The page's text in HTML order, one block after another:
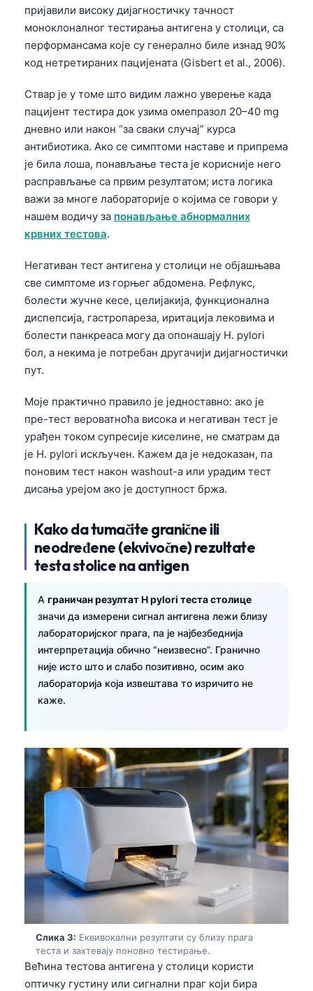
пријавили високу дијагностичку тачност
моноклоналног тестирања антигена у столици, са
перформансама које су генерално биле изнад 90%
код нетретираних пацијената (Gisbert et al., 2006).
Ствар је у томе што видим лажно уверење када
пацијент тестира док узима омепразол 20–40 mg
дневно или након “за сваки случај” курса
антибиотика. Ако се симптоми наставе и припрема
је била лоша, понављање теста је корисније него
расправљање са првим резултатом; иста логика
важи за многе лабораторије о којима се говори у
нашем водичу за понављање абнормалних
крвних тестова.
Негативан тест антигена у столици не објашњава
све симптоме из горњег абдомена. Рефлукс,
болести жучне кесе, целијакија, функционална
диспепсија, гастропареза, иритација лековима и
болести панкреаса могу да опонашају H. pylori
бол, а некима је потребан другачији дијагностички
пут.
Моје практично правило је једноставно: ако је
пре-тест вероватноћа висока и негативан тест је
урађен током супресије киселине, не сматрам да
је H. pylori искључен. Кажем да је недоказан, па
поновим тест након washout-а или урадим тест
дисања урејом ако је доступност бржа.
Kako da tumačite granične ili
neodređene (ekvivočne) rezultate
testa stolice na antigen
A граничан резултат H pylori теста столице
значи да измерени сигнал антигена лежи близу
лабораторијског прага, па је најбезбеднија
интерпретација обично “неизвесно”. Гранично
није исто што и слабо позитивно, осим ако
лабораторија која извештава то изричито не
каже.
Слика 3: Еквивокални резултати су близу прага
теста и захтевају поновно тестирање.
Већина тестова антигена у столици користи
оптичку густину или сигнални праг који бира